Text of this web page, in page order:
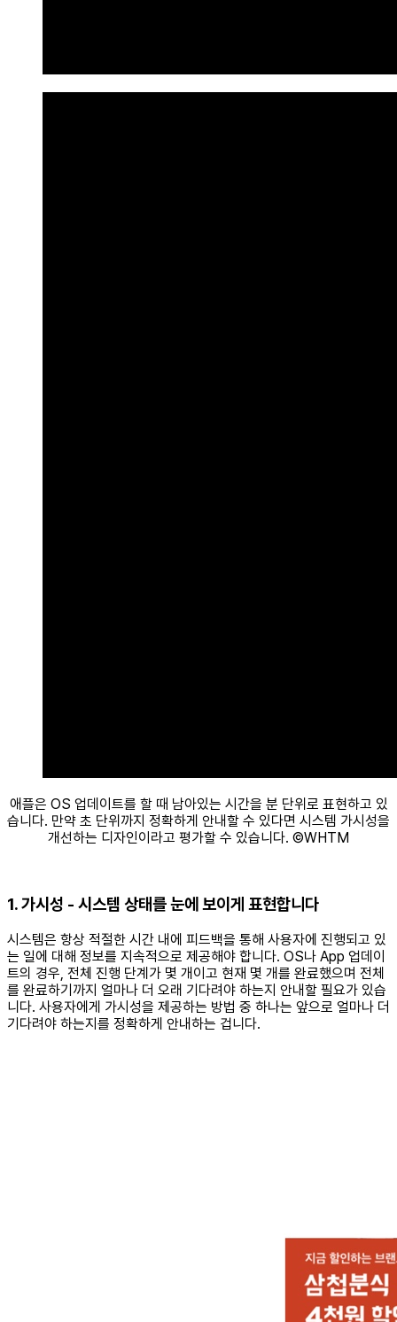
애플은 OS 업데이트를 할 때 남아있는 시간을 분 단위로 표현하고 있
습니다. 만약 초 단위까지 정확하게 안내할 수 있다면 시스템 가시성을
개선하는 디자인이라고 평가할 수 있습니다. ©WHTM
1. 가시성 - 시스템 상태를 눈에 보이게 표현합니다
시스템은 항상 적절한 시간 내에 피드백을 통해 사용자에 진행되고 있
는 일에 대해 정보를 지속적으로 제공해야 합니다. OS나 App 업데이
트의 경우, 전체 진행 단계가 몇 개이고 현재 몇 개를 완료했으며 전체
를 완료하기까지 얼마나 더 오래 기다려야 하는지 안내할 필요가 있습
니다. 사용자에게 가시성을 제공하는 방법 중 하나는 앞으로 얼마나 더
기다려야 하는지를 정확하게 안내하는 겁니다.